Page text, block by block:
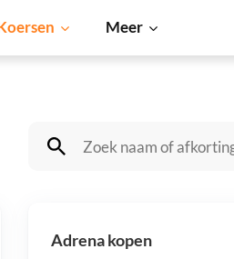
Meer
Dogecoin Solana BNB
Adrena kopen